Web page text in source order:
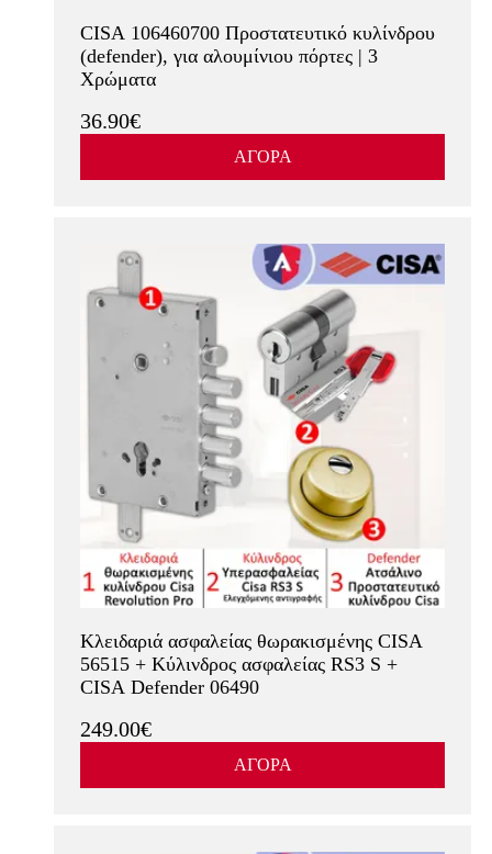
CISA 106460700 Προστατευτικό κυλίνδρου
(defender), για αλουμίνιου πόρτες | 3
Χρώματα
36.90€
ΑΓΟΡΑ
Κλειδαριά ασφαλείας θωρακισμένης CISA
56515 + Κύλινδρος ασφαλείας RS3 S +
CISA Defender 06490
249.00€
ΑΓΟΡΑ